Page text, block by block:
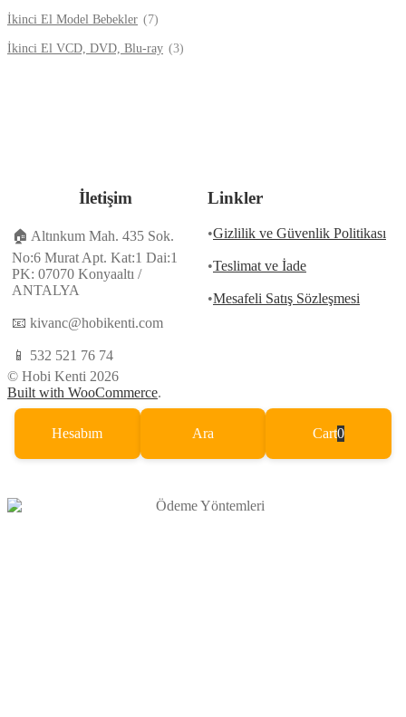
İkinci El Model Bebekler (7)
İkinci El VCD, DVD, Blu-ray (3)
İletişim
🏠 Altınkum Mah. 435 Sok.
No:6 Murat Apt. Kat:1 Dai:1
PK: 07070 Konyaaltı /
ANTALYA
📧 kivanc@hobikenti.com
📱 532 521 76 74
Linkler
•Gizlilik ve Güvenlik Politikası
•Teslimat ve İade
•Mesafeli Satış Sözleşmesi
© Hobi Kenti 2026
Built with WooCommerce.
Hesabım Ara Cart0